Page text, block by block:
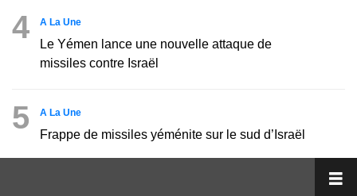
4 A La Une
Le Yémen lance une nouvelle attaque de
missiles contre Israël
5 A La Une
Frappe de missiles yéménite sur le sud d’Israël